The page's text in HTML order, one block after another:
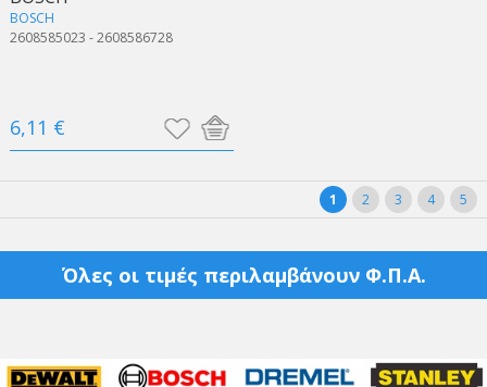
BOSCH
2608585023 - 2608586728
6,11 €
1 2 3 4 5
Όλες οι τιμές περιλαμβάνουν Φ.Π.Α.